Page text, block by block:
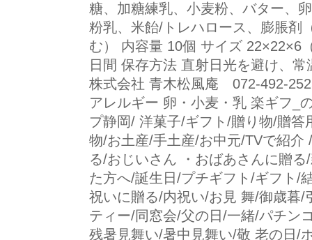
糖、加糖練乳、小麦粉、バター、
粉乳、米飴/トレハロース、膨脹剤
む） 内容量 10個 サイズ 22×22×6
日間 保存方法 直射日光を避け、
株式会社 青木松風庵 072-492-
アレルギー 卵・小麦・乳 楽ギフ_
プ静岡/ 洋菓子/ギフト/贈り物/贈
物/お土産/手土産/お中元/TVで紹
る/おじいさん ・おばあさんに贈
た方へ/誕生日/プチギフト/ギフト/
祝いに贈る/内祝い/お見 舞/御歳暮
ティー/同窓会/父の日/一緒/パチン
残暑見舞い/暑中見舞い/敬 老の日/